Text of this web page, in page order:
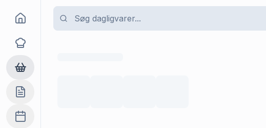
Goma
Opskrifter
Dagligvarer
Indkøbslisten
Madplan